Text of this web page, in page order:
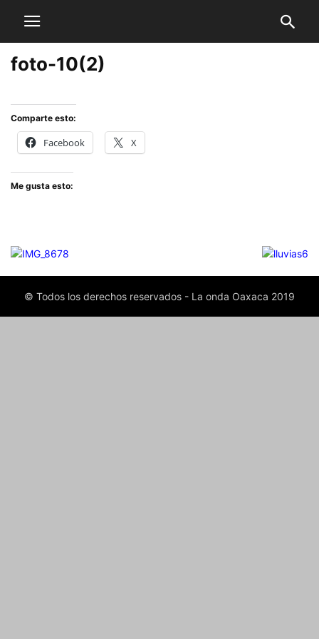
foto-10(2)
Comparte esto:
Facebook X
Me gusta esto:
© Todos los derechos reservados - La onda Oaxaca 2019